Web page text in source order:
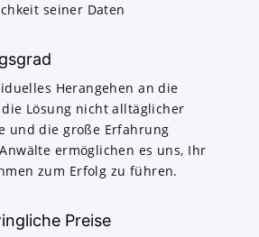
seiner Daten
Herangehen an die
die Lösung nicht alltäglicher
und die große Erfahrung
ermöglichen es uns, Ihr
zum Erfolg zu führen.
Preise